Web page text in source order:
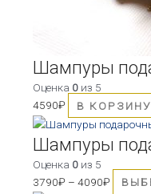
Шампуры
Оценка 0 из 5
4590₽ В КОРЗИНУ
Шампуры
Оценка 0 из 5
3790₽ –4090₽